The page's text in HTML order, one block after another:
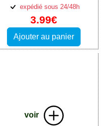
écran:Accessoires Xiaomi 14
Ultra
expédié sous 24/48h
3.99€
Ajouter au panier
voir